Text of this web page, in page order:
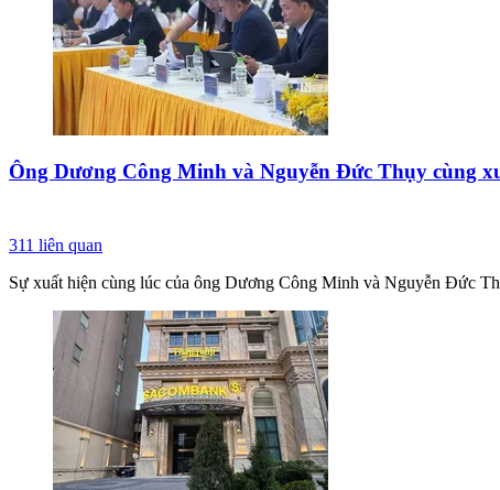
Ông Dương Công Minh và Nguyễn Đức Thụy cùng
311 liên quan
Sự xuất hiện cùng lúc của ông Dương Công Minh và Nguyễn Đức